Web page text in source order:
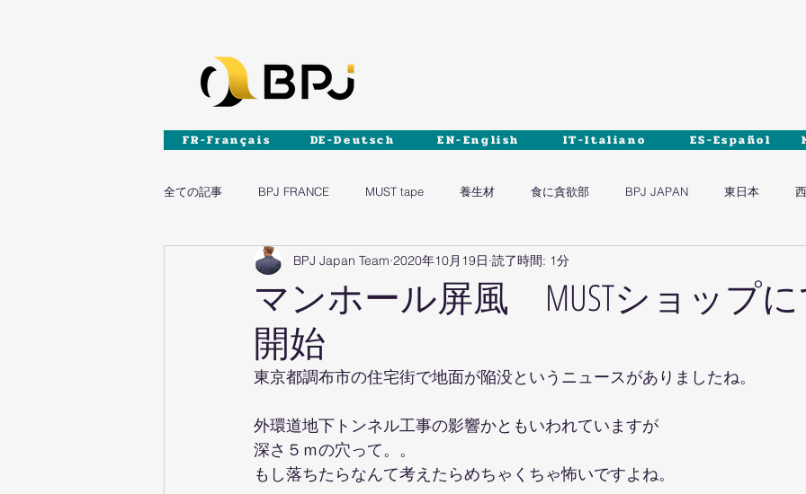
FR-Français DE-Deutsch EN-English IT-Italiano ES-Español
全ての記事 BPJ FRANCE MUST tape 養生材 食に貪欲部 BPJ JAPAN 東日本
家具
マンホール屏風 MUSTショップ
開始
BPJ Japan Team 2020年10月19日 読了時間: 1分
東京都調布市の住宅街で地面が陥没というニュースがありましたね。
外環道地下トンネル工事の影響かともいわれていますが
深さ５ｍの穴って。。
もし落ちたらなんて考えたらめちゃくちゃ怖いですよね。